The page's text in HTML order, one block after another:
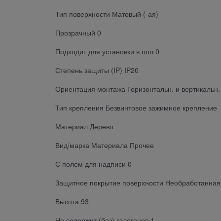
Тип поверхности Матовый (-ая)
Прозрачный 0
Подходит для установки в пол 0
Степень защиты (IP) IP20
Ориентация монтажа Горизонтальн. и вертикальн.
Тип крепления Безвинтовое зажимное крепление
Материал Дерево
Вид/марка Материала Прочее
С полем для надписи 0
Защитное покрытие поверхности
Высота 93